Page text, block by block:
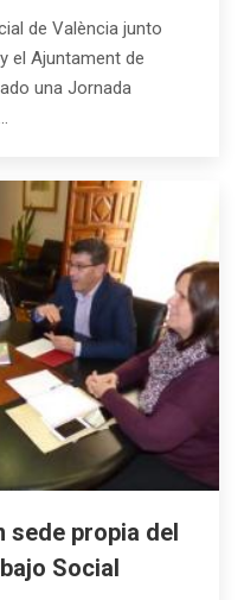
de València junto
el Ajuntament de
una Jornada
sede propia del
Social